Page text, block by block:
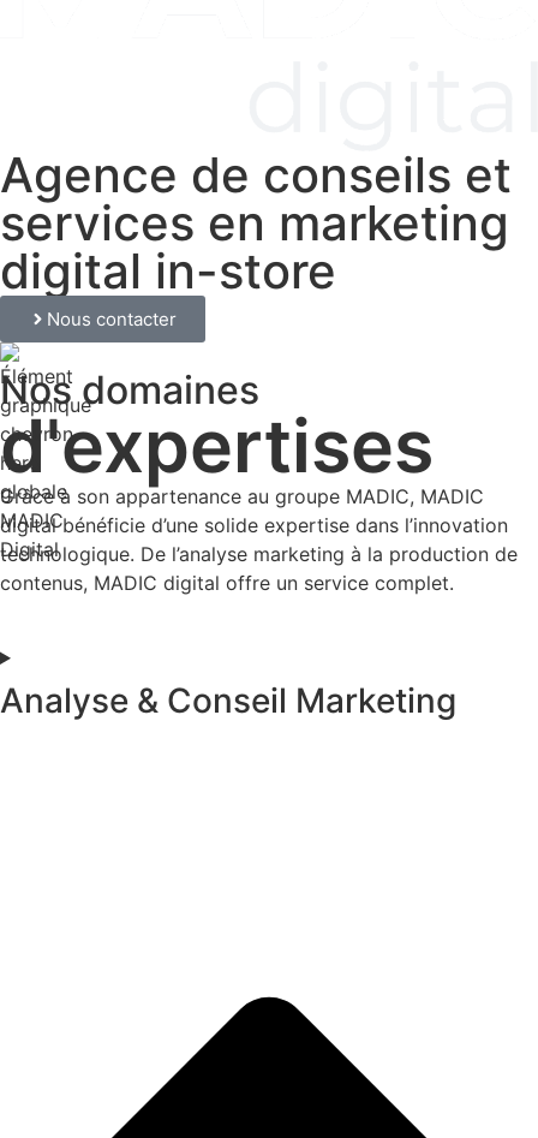
Agence de conseils et
services en marketing
digital in-store
Nous contacter
Nos domaines
d'expertises
Grâce à son appartenance au groupe MADIC, MADIC
digital bénéficie d’une solide expertise dans l’innovation
technologique. De l’analyse marketing à la production de
contenus, MADIC digital offre un service complet.
Analyse & Conseil Marketing